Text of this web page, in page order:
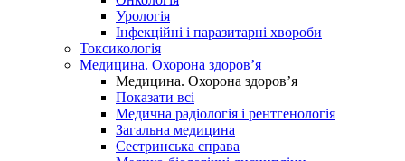
Урологія
Інфекційні і паразитарні хвороби
Токсикологія
Медицина. Охорона здоров’я
Медицина. Охорона здоров’я
Показати всі
Медична радіологія і рентгенологія
Загальна медицина
Сестринська справа